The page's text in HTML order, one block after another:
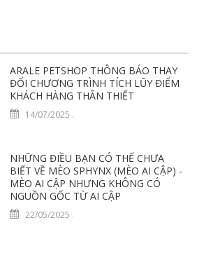
ARALE PETSHOP THÔNG BÁO THAY
ĐỔI CHƯƠNG TRÌNH TÍCH LŨY ĐIỂM
KHÁCH HÀNG THÂN THIẾT
14/07/2025 .
NHỮNG ĐIỀU BẠN CÓ THỂ CHƯA
BIẾT VỀ MÈO SPHYNX (MÈO AI CẬP) -
MÈO AI CẬP NHƯNG KHÔNG CÓ
NGUỒN GỐC TỪ AI CẬP
22/05/2025 .